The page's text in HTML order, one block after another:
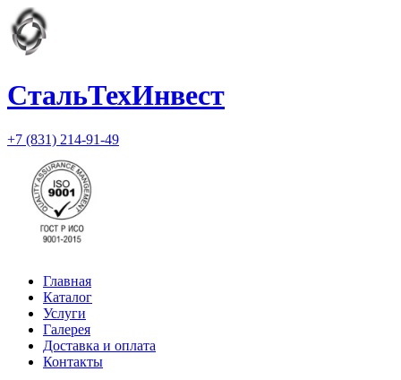
СтальТехИнвест
+7 (831) 214-91-49
Главная
Каталог
Услуги
Галерея
Доставка и оплата
Контакты